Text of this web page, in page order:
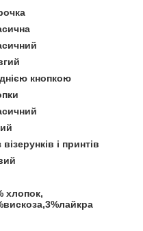
кнопкою
візерунків і принтів
хлопок,